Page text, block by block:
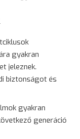
gyakran
jeleznek.
biztonságot és
gyakran
generáció